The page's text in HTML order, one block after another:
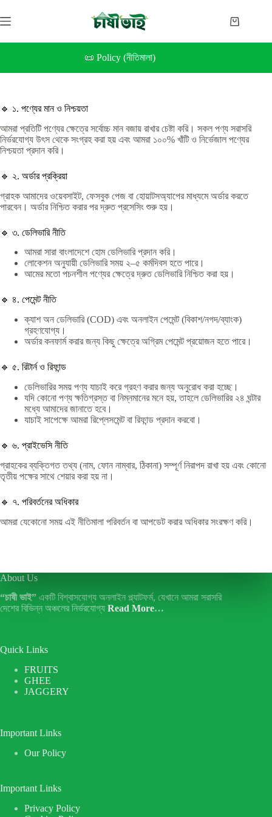
to
content
Shopping
📜 Policy (নীতিমালা)
🔹 ১. পণ্যের মান ও নিশ্চয়তা
আমরা প্রতিটি পণ্যের ক্ষেত্রে সর্বোচ্চ মান বজায় রাখার চেষ্টা করি। সকল পণ্য সরাসরি
নির্ভরযোগ্য উৎস থেকে সংগ্রহ করা হয় এবং আমরা ১০০% খাঁটি ও নির্ভেজাল পণ্যের
নিশ্চয়তা প্রদান করি।
🔹 ২. অর্ডার প্রক্রিয়া
গ্রাহক আমাদের ওয়েবসাইট, ফেসবুক পেজ বা হোয়াটসঅ্যাপের মাধ্যমে অর্ডার করতে
পারবেন। অর্ডার নিশ্চিত করার পর দ্রুত প্রসেসিং শুরু হয়।
🔹 ৩. ডেলিভারি নীতি
আমরা সারা বাংলাদেশে হোম ডেলিভারি প্রদান করি।
লোকেশন অনুযায়ী ডেলিভারি সময় ২–৫ কর্মদিবস হতে পারে।
আমের মতো পচনশীল পণ্যের ক্ষেত্রে দ্রুত ডেলিভারি নিশ্চিত করা হয়।
🔹 ৪. পেমেন্ট নীতি
ক্যাশ অন ডেলিভারি (COD) এবং অনলাইন পেমেন্ট (বিকাশ/নগদ/ব্যাংক)
গ্রহণযোগ্য।
অর্ডার কনফার্ম করার জন্য কিছু ক্ষেত্রে অগ্রিম পেমেন্ট প্রয়োজন হতে পারে।
🔹 ৫. রিটার্ন ও রিফান্ড
ডেলিভারির সময় পণ্য যাচাই করে গ্রহণ করার জন্য অনুরোধ করা হচ্ছে।
যদি কোনো পণ্য ক্ষতিগ্রস্ত বা নিম্নমানের মনে হয়, তাহলে ডেলিভারির ২৪ ঘন্টার
মধ্যে আমাদের জানাতে হবে।
যাচাই সাপেক্ষে আমরা রিপ্লেসমেন্ট বা রিফান্ড প্রদান করবো।
🔹 ৬. প্রাইভেসি নীতি
গ্রাহকের ব্যক্তিগত তথ্য (নাম, ফোন নাম্বার, ঠিকানা) সম্পূর্ণ নিরাপদ রাখা হয় এবং কোনো
তৃতীয় পক্ষের সাথে শেয়ার করা হয় না।
🔹 ৭. পরিবর্তনের অধিকার
আমরা যেকোনো সময় এই নীতিমালা পরিবর্তন বা আপডেট করার অধিকার সংরক্ষণ করি।
About Us
“চাষী ভাই” একটি বিশ্বাসযোগ্য অনলাইন প্ল্যাটফর্ম, যেখানে আমরা সরাসরি
দেশের বিভিন্ন অঞ্চলের নির্ভরযোগ্য Read More…
Quick Links
FRUITS
GHEE
JAGGERY
Important Links
Our Policy
Important Links
Privacy Policy